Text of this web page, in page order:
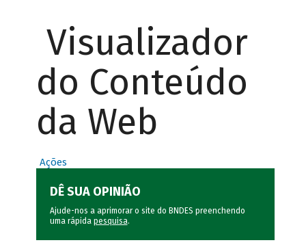
Visualizador
do Conteúdo
da Web
Ações
DÊ SUA OPINIÃO
Ajude-nos a aprimorar o site do BNDES preenchendo
uma rápida pesquisa.